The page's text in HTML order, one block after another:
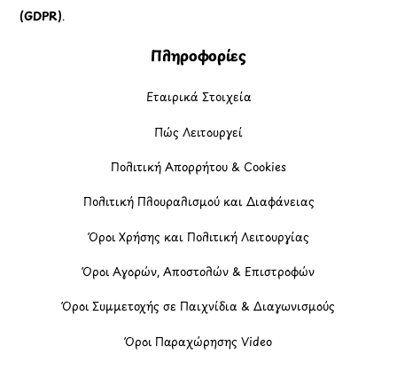
(GDPR).
Πληροφορίες
Εταιρικά Στοιχεία
Πώς Λειτουργεί
Πολιτική Απορρήτου & Cookies
Πολιτική Πλουραλισμού και Διαφάνειας
Όροι Χρήσης και Πολιτική Λειτουργίας
Όροι Αγορών, Αποστολών & Επιστροφών
Όροι Συμμετοχής σε Παιχνίδια & Διαγωνισμούς
Όροι Παραχώρησης Video